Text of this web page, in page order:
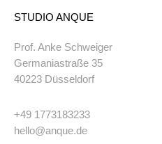
STUDIO ANQUE
Prof. Anke Schweiger
Germaniastraße 35
40223 Düsseldorf
+49 1773183233
hello@anque.de